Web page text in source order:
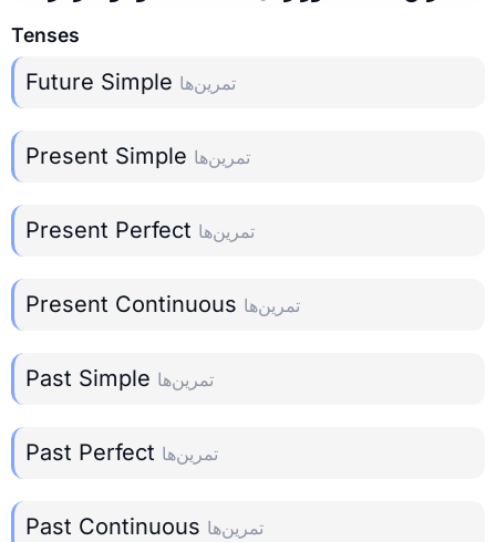
Tenses
Future Simple تمرین‌ها
Present Simple تمرین‌ها
Present Perfect تمرین‌ها
Present Continuous تمرین‌ها
Past Simple تمرین‌ها
Past Perfect تمرین‌ها
Past Continuous تمرین‌ها